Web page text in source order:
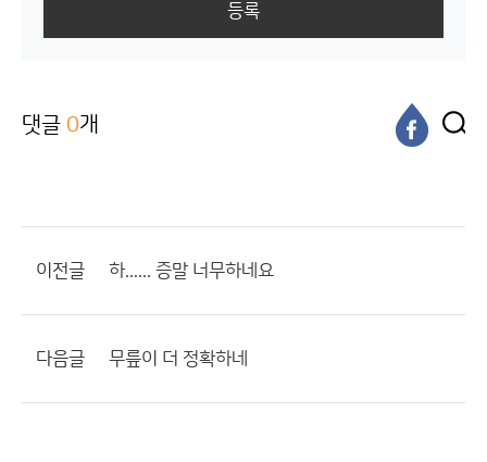
등록
댓글 0개
이전글 하...... 증말 너무하네요
다음글 무릎이 더 정확하네